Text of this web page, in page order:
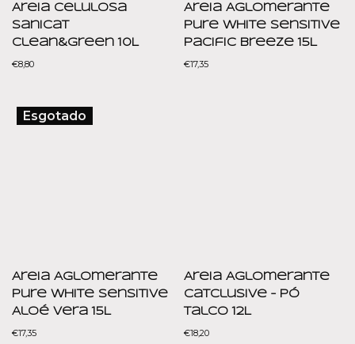
Areia Celulosa
Sanicat
Clean&Green 10L
€8,80
Areia Aglomerante
Pure White Sensitive
Pacific Breeze 15L
€17,35
Esgotado
Areia Aglomerante
Pure White Sensitive
Aloé Vera 15L
€17,35
Areia Aglomerante
CatClusive – Pó
Talco 12L
€18,20